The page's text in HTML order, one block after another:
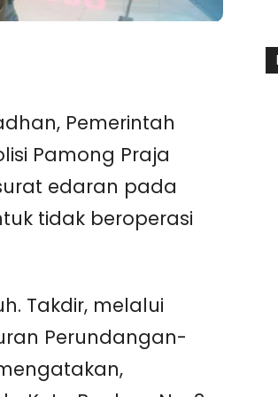
Pemerintah
Pamong Praja
edaran pada
tidak beroperasi
Takdir, melalui
Perundangan-